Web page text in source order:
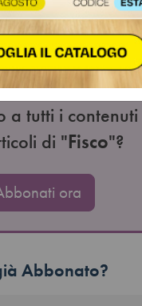
esercenti attività
di cui all'art. 1,
il pagamento rateale
a tutti i
di "Fisco"?
ora
Abbonato?